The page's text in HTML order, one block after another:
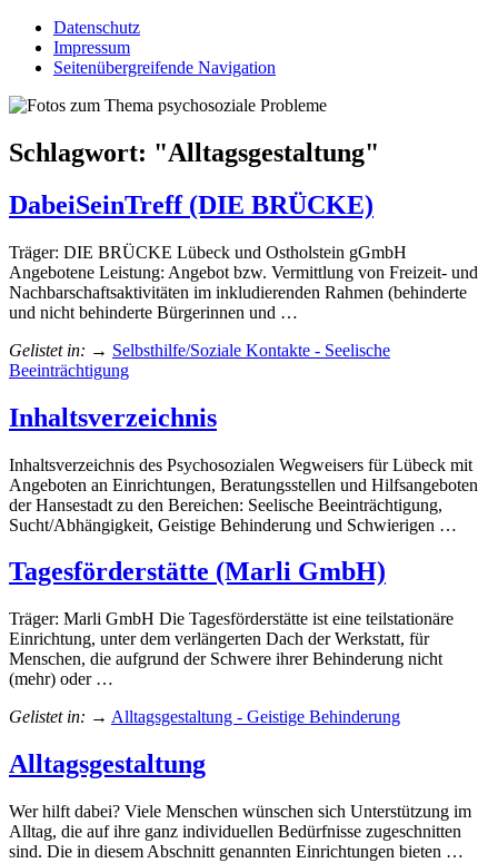
Datenschutz
Impressum
Seitenübergreifende Navigation
Schlagwort: "Alltagsgestaltung"
DabeiSeinTreff (DIE BRÜCKE)
Träger: DIE BRÜCKE Lübeck und Ostholstein gGmbH
Angebotene Leistung: Angebot bzw. Vermittlung von Freizeit- und
Nachbarschaftsaktivitäten im inkludierenden Rahmen (behinderte
und nicht behinderte Bürgerinnen und …
Gelistet in: → Selbsthilfe/Soziale Kontakte - Seelische
Beeinträchtigung
Inhaltsverzeichnis
Inhaltsverzeichnis des Psychosozialen Wegweisers für Lübeck mit
Angeboten an Einrichtungen, Beratungsstellen und Hilfsangeboten
der Hansestadt zu den Bereichen: Seelische Beeinträchtigung,
Sucht/Abhängigkeit, Geistige Behinderung und Schwierigen …
Tagesförderstätte (Marli GmbH)
Träger: Marli GmbH Die Tagesförderstätte ist eine teilstationäre
Einrichtung, unter dem verlängerten Dach der Werkstatt, für
Menschen, die aufgrund der Schwere ihrer Behinderung nicht
(mehr) oder …
Gelistet in: → Alltagsgestaltung - Geistige Behinderung
Alltagsgestaltung
Wer hilft dabei? Viele Menschen wünschen sich Unterstützung im
Alltag, die auf ihre ganz individuellen Bedürfnisse zugeschnitten
sind. Die in diesem Abschnitt genannten Einrichtungen bieten …